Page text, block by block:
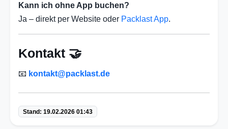
Kann ich ohne App buchen?
Ja – direkt per Website oder Packlast App.
Kontakt 🤝
📧 kontakt@packlast.de
Stand: 19.02.2026 01:43